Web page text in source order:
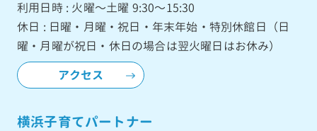
利用日時 : 火曜〜土曜 9:30〜15:30
休日 : 日曜・月曜・祝日・年末年始・特別休館日（日
曜・月曜が祝日・休日の場合は翌火曜日はお休み）
アクセス
横浜子育てパートナー